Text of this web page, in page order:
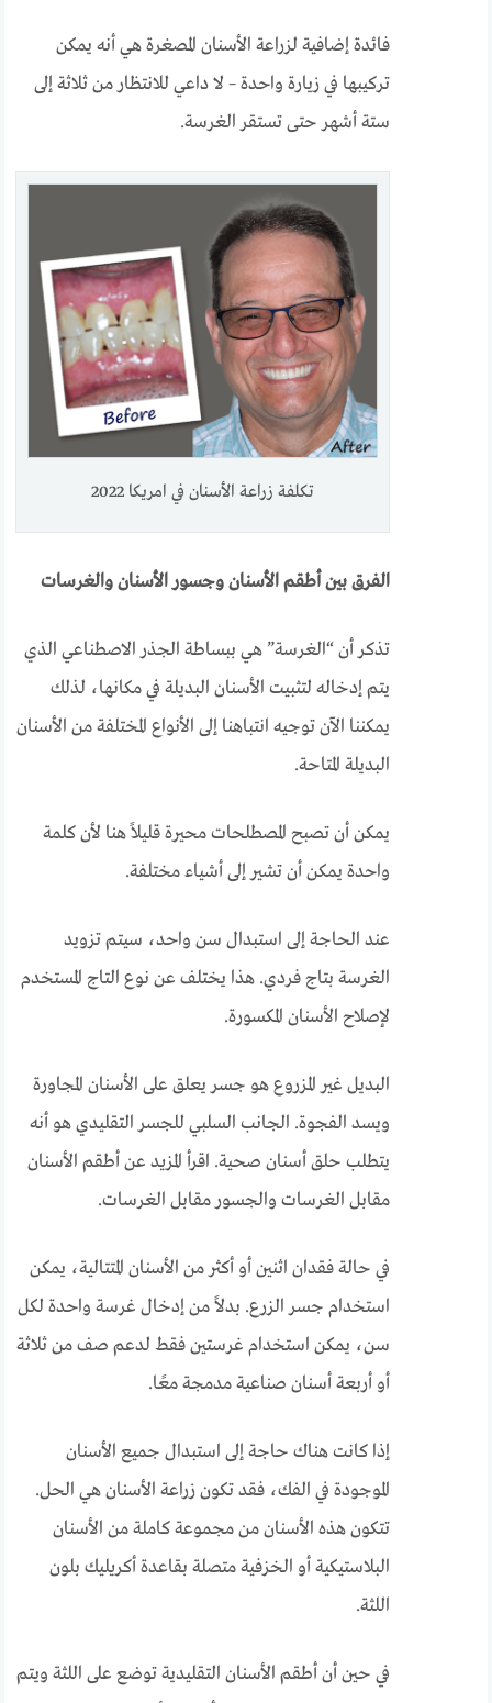
فائدة إضافية لزراعة الأسنان المصغرة هي أنه يمكن
تركيبها في زيارة واحدة – لا داعي للانتظار من ثلاثة إلى
ستة أشهر حتى تستقر الغرسة.
تكلفة زراعة الأسنان في امريكا 2022
الفرق بين أطقم الأسنان وجسور الأسنان والغرسات
تذكر أن “الغرسة” هي ببساطة الجذر الاصطناعي الذي
يتم إدخاله لتثبيت الأسنان البديلة في مكانها، لذلك
يمكننا الآن توجيه انتباهنا إلى الأنواع المختلفة من الأسنان
البديلة المتاحة.
يمكن أن تصبح المصطلحات محيرة قليلاً هنا لأن كلمة
واحدة يمكن أن تشير إلى أشياء مختلفة.
عند الحاجة إلى استبدال سن واحد، سيتم تزويد
الغرسة بتاج فردي. هذا يختلف عن نوع التاج المستخدم
لإصلاح الأسنان المكسورة.
البديل غير المزروع هو جسر يعلق على الأسنان المجاورة
ويسد الفجوة. الجانب السلبي للجسر التقليدي هو أنه
يتطلب حلق أسنان صحية. اقرأ المزيد عن أطقم الأسنان
مقابل الغرسات والجسور مقابل الغرسات.
في حالة فقدان اثنين أو أكثر من الأسنان المتتالية، يمكن
استخدام جسر الزرع. بدلاً من إدخال غرسة واحدة لكل
سن، يمكن استخدام غرستين فقط لدعم صف من ثلاثة
أو أربعة أسنان صناعية مدمجة معًا.
إذا كانت هناك حاجة إلى استبدال جميع الأسنان
الموجودة في الفك، فقد تكون زراعة الأسنان هي الحل.
تتكون هذه الأسنان من مجموعة كاملة من الأسنان
البلاستيكية أو الخزفية متصلة بقاعدة أكريليك بلون
اللثة.
في حين أن أطقم الأسنان التقليدية توضع على اللثة ويتم